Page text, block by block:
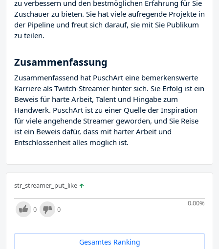
zu verbessern und den bestmöglichen Erfahrung für Sie
Zuschauer zu bieten. Sie hat viele aufregende Projekte in
der Pipeline und freut sich darauf, sie mit Sie Publikum
zu teilen.
Zusammenfassung
Zusammenfassend hat PuschArt eine bemerkenswerte
Karriere als Twitch-Streamer hinter sich. Sie Erfolg ist ein
Beweis für harte Arbeit, Talent und Hingabe zum
Handwerk. PuschArt ist zu einer Quelle der Inspiration
für viele angehende Streamer geworden, und Sie Reise
ist ein Beweis dafür, dass mit harter Arbeit und
Entschlossenheit alles möglich ist.
str_streamer_put_like
0.00%
0 0
Gesamtes Ranking